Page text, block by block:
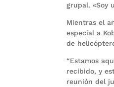
grupal. «Soy
Mientras el
especial a
de
“Estamos
recibido, y
reunión del